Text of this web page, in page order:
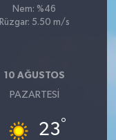
Nem: %46
Rüzgar: 5.50 m/s
10 AĞUSTOS
PAZARTESI
23°